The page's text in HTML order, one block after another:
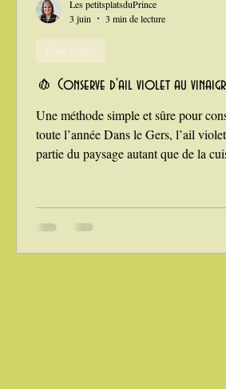
🧄 Conserve d'ail violet au
Une méthode simple et sûre pour
toute l’année Dans le Gers, l’ail
partie du paysage autant que de la
sont mises à sécher une quinzaine de
viennent l’épluchage, les tresses — les
fameuses manouilles — et enfin les
C'est l'été !
Les petitsplatsduPrince
3 juin
3 min de lecture